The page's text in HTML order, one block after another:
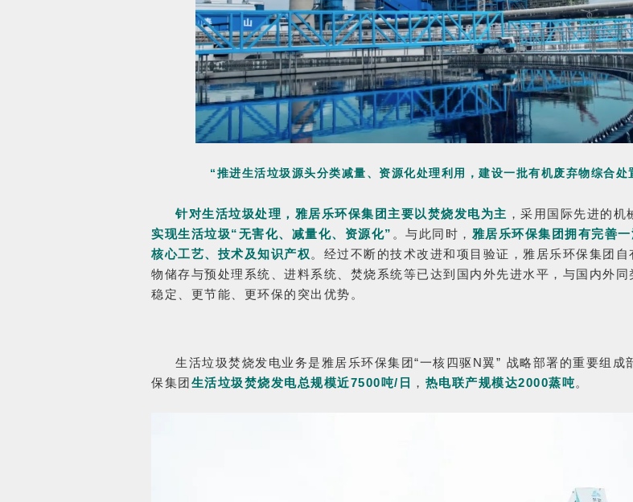
“推进生活垃圾源头分类减量、资源化处理利用，建设一批有机废弃物综合处
针对生活垃圾处理，雅居乐环保集团主要以焚烧发电为主 ，采用国际先进的机
实现生活垃圾“无害化、减量化、资源化” 。与此同时， 雅居乐环保集团拥有完善一
核心工艺、技术及知识产权 。经过不断的技术改进和项目验证，雅居乐环保集团
物储存与预处理系统、进料系统、焚烧系统等已达到国内外先进水平，与国内外同
稳定、更节能、更环保的突出优势。
生活垃圾焚烧发电业务是雅居乐环保集团“一核四驱N翼” 战略部署的重要组成
保集团 生活垃圾焚烧发电总规模近7500吨/日 ， 热电联产规模达2000蒸吨。